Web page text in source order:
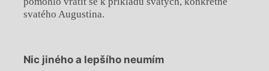
svatého Augustina.
Nic jiného a lepšího neumím